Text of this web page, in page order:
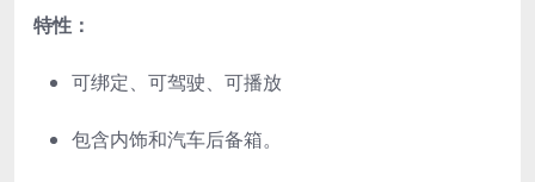
特性：
可绑定、可驾驶、可播放
包含内饰和汽车后备箱。